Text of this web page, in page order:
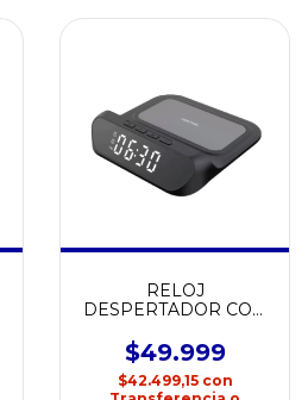
RELOJ
DESPERTADOR CON
INALAMBRICA
NETMAK NM-RD11
$49.999
$42.499,15 con